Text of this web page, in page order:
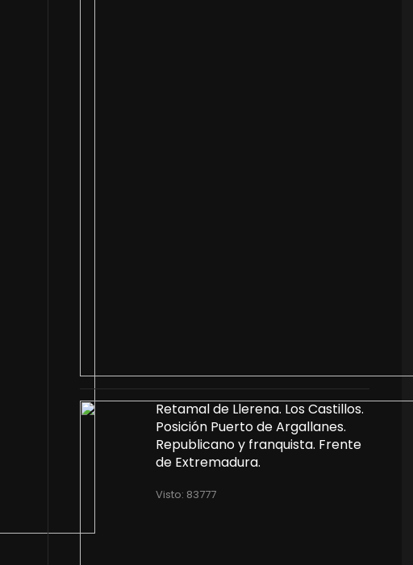
Retamal de Llerena. Los Castillos.
Posición Puerto de Argallanes.
Republicano y franquista. Frente
de Extremadura.
Visto: 83777